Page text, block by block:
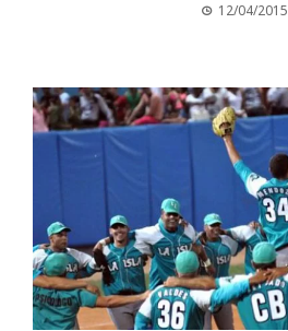
12/04/2015